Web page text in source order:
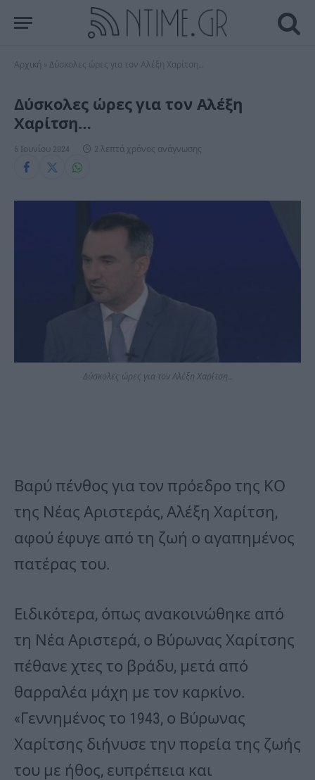
Αρχική Δύσκολες ώρες για τον Αλέξη Χαρίτση…
Δύσκολες ώρες για τον Αλέξη
Χαρίτση…
6 Ιουνίου 2024 2 λεπτά χρόνος ανάγνωσης
Δύσκολες ώρες για τον Αλέξη Χαρίτση…
Βαρύ πένθος για τον πρόεδρο της ΚΟ
της Νέας Αριστεράς, Αλέξη Χαρίτση,
αφού έφυγε από τη ζωή ο αγαπημένος
πατέρας του.
Ειδικότερα, όπως ανακοινώθηκε από
τη Νέα Αριστερά, ο Βύρωνας Χαρίτσης
πέθανε χτες το βράδυ, μετά από
θαρραλέα μάχη με τον καρκίνο.
«Γεννημένος το 1943, ο Βύρωνας
Χαρίτσης διήνυσε την πορεία της ζωής
του με ήθος, ευπρέπεια και